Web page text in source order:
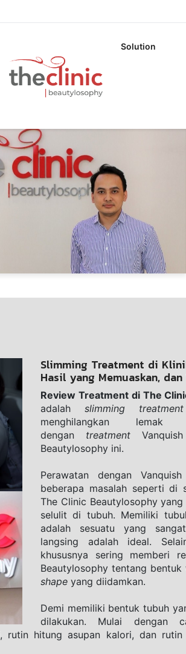
Solution
Slimming Treatment di
Hasil yang Memuaskan,
Review Treatment di The
adalah slimming treatment
menghilangkan
dengan treatment
Beautylosophy ini.
Perawatan dengan
beberapa masalah seperti di
The Clinic Beautylosophy
selulit di tubuh. Memiliki
adalah sesuatu yang
langsing adalah ideal.
khususnya sering memberi
Beautylosophy tentang
shape yang diidamkan.
Demi memiliki bentuk tubuh
dilakukan. Mulai dengan
rutin hitung asupan kalori, dan